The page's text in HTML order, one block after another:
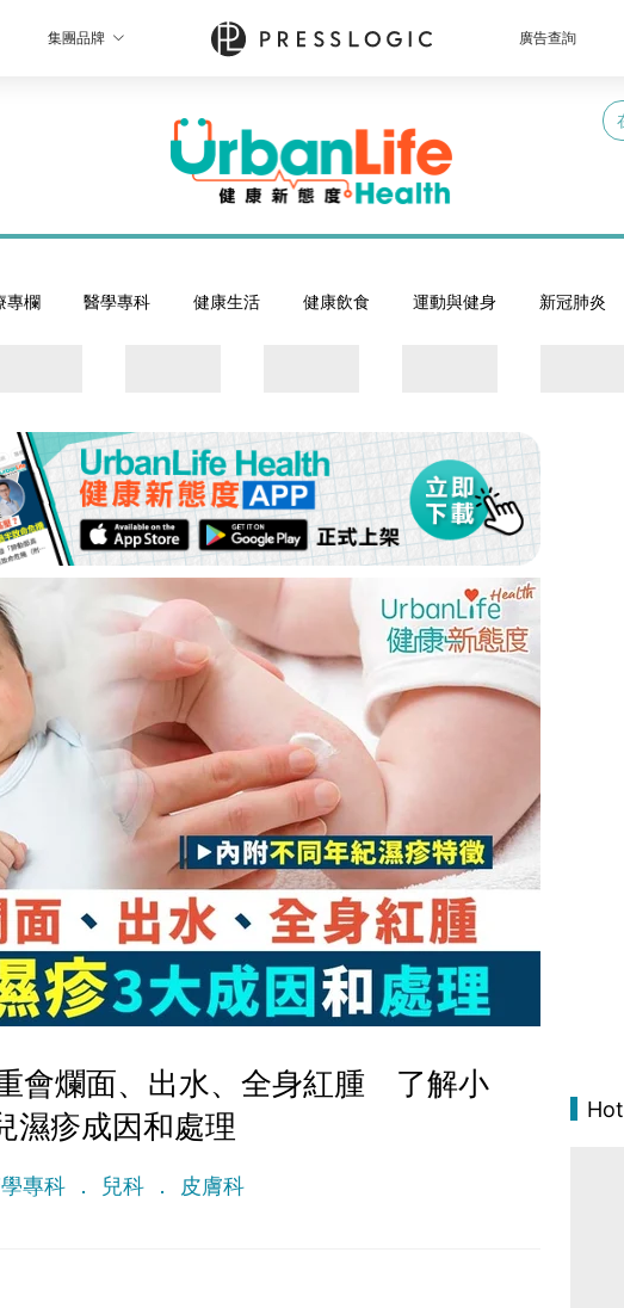
集團品牌 廣告查詢
專欄 醫學專科 健康生活 健康飲食 運動與健身 新冠肺炎
會爛面、出水、全身紅腫 了解小
濕疹成因和處理
專科 兒科 皮膚科